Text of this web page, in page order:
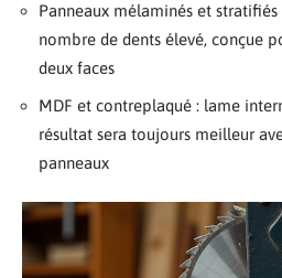
Panneaux mélaminés et
nombre de dents élevé, conçue
deux faces
MDF et contreplaqué : lame
résultat sera toujours meilleur
panneaux